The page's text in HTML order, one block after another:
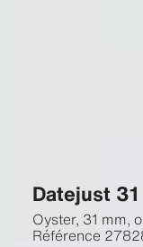
Datejust 31
Oyster, 31 mm,
Référence